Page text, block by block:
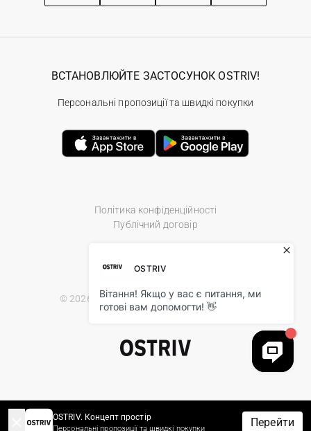
Політика конфіденційності
Публічний договір
© 2026 Ostriv.ua Store. All Rights Reserved.
ВСТАНОВЛЮЙТЕ ЗАСТОСУНОК OSTRIV!
Персональні пропозиції та швидкі покупки
OSTRIV. Концепт простір
Персональні пропозиції та швидкі покупки Перейти